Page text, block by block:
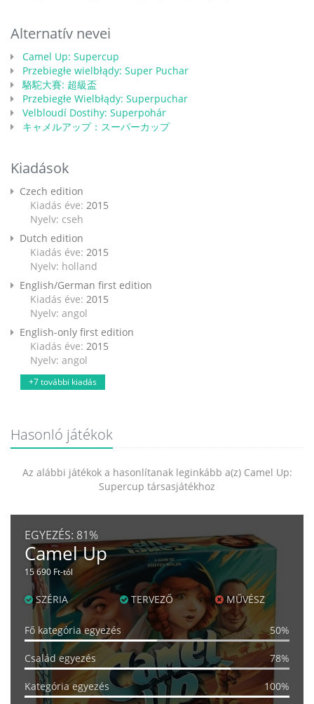
Alternatív nevei
Camel Up: Supercup
Przebiegłe wielbłądy: Super Puchar
駱駝大賽: 超級盃
Przebiegłe Wielbłądy: Superpuchar
Velbloudí Dostihy: Superpohár
キャメルアップ：スーパーカップ
Kiadások
Czech edition
Kiadás éve: 2015
Nyelv: cseh
Dutch edition
Kiadás éve: 2015
Nyelv: holland
English/German first edition
Kiadás éve: 2015
Nyelv: angol
English-only first edition
Kiadás éve: 2015
Nyelv: angol
+7 további kiadás
Hasonló játékok
Az alábbi játékok a hasonlítanak leginkább a(z) Camel Up:
Supercup társasjátékhoz
EGYEZÉS: 81%
Camel Up
15 690 Ft-tól
SZÉRIA TERVEZŐ MŰVÉSZ
Fő kategória egyezés 50%
Család egyezés 78%
Kategória egyezés 100%